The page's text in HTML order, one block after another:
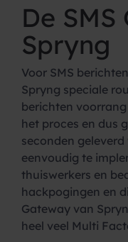
De
Spryng
Voor SMS
Spryng speciale
berichten
het proces en dus
seconden geleverd
eenvoudig te
thuiswerkers en
hackpogingen en
Gateway van
heel veel Multi